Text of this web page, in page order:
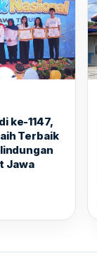
ke-1147,
Terbaik
Jawa